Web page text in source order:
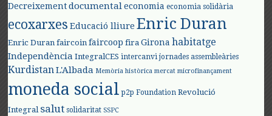
Decreixement documental economia economia solidària
ecoxarxes Educació lliure Enric Duran
Enric Duran faircoin faircoop fira Girona habitatge
Independència IntegralCES intercanvi jornades assembleàries
KurdistanL'Albada Memòria històrica mercat microfinançament
moneda social p2p Foundation Revolució
Integral salut solidaritat SSPC